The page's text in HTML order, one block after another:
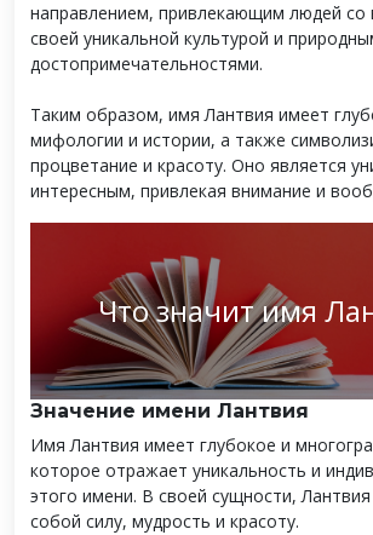
направлением, привлекающим людей со
своей уникальной культурой и
достопримечательностями.
Таким образом, имя Лантвия имеет
мифологии и истории, а также
процветание и красоту. Оно является
интересным, привлекая внимание и
Что значит имя
Значение имени Лантвия
Имя Лантвия имеет глубокое и
которое отражает уникальность и
этого имени. В своей сущности,
собой силу, мудрость и красоту.